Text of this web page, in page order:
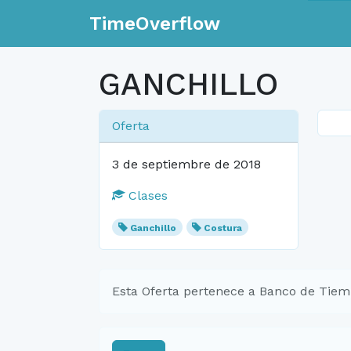
TimeOverflow
GANCHILLO
Oferta
3 de septiembre de 2018
Clases
Ganchillo Costura
Esta Oferta pertenece a Banco de